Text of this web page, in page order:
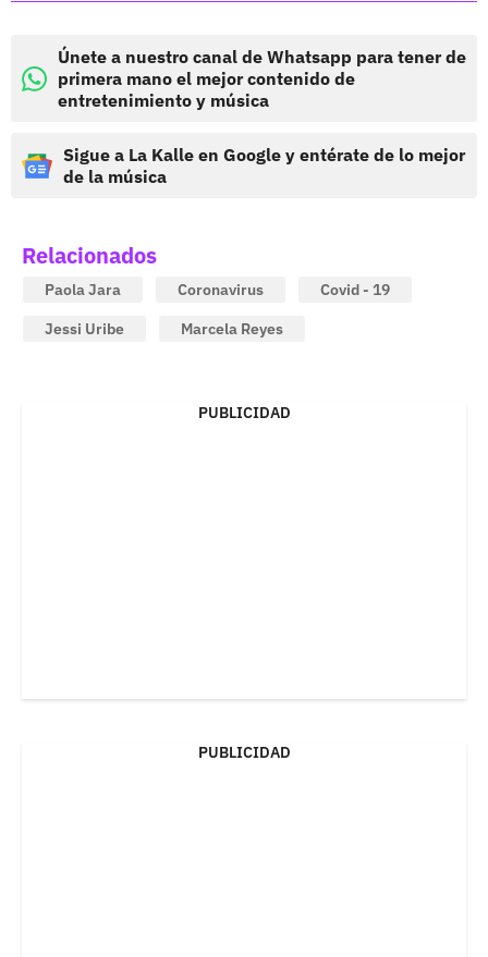
Únete a nuestro canal de Whatsapp para tener de
primera mano el mejor contenido de
entretenimiento y música
Sigue a La Kalle en Google y entérate de lo mejor
de la música
Relacionados
Paola Jara Coronavirus
Covid - 19
Jessi Uribe
Marcela Reyes
PUBLICIDAD
PUBLICIDAD